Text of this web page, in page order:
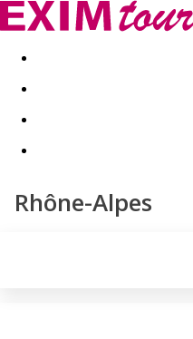
Akční nabídky Last minute
Rhône-Alpes